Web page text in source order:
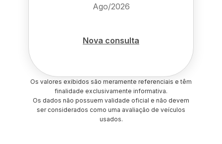
Ago/2026
Nova consulta
Os valores exibidos são meramente referenciais e têm
finalidade exclusivamente informativa.
Os dados não possuem validade oficial e não devem
ser considerados como uma avaliação de veículos
usados.